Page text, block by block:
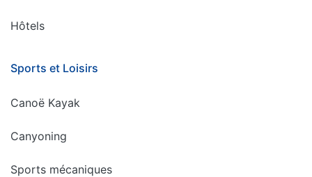
Hôtels
Sports et Loisirs
Canoë Kayak
Canyoning
Sports mécaniques